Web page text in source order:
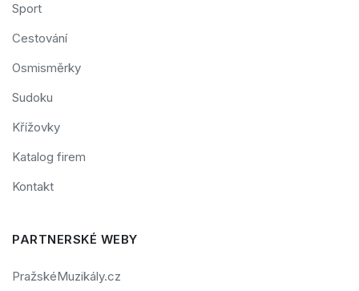
Sport
Cestování
Osmisměrky
Sudoku
Křížovky
Katalog firem
Kontakt
PARTNERSKÉ WEBY
PražskéMuzikály.cz